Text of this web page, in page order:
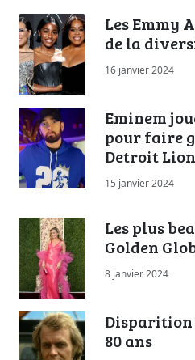
Les Emmy
de la
16 janvier 2024
Eminem
pour faire
Detroit
15 janvier 2024
Les plus
Golden
8 janvier 2024
Disparition
80 ans